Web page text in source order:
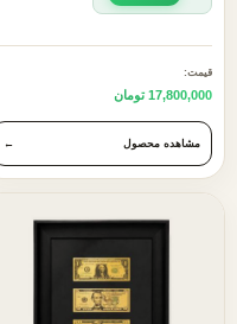
قیمت:
17,800,000 تومان
مشاهده محصول ←